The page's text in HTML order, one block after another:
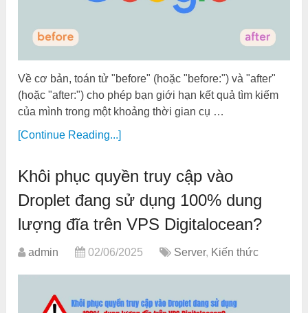
Về cơ bản, toán tử "before" (hoặc "before:") và "after"
(hoặc "after:") cho phép bạn giới hạn kết quả tìm kiếm
của mình trong một khoảng thời gian cụ …
[Continue Reading...]
Khôi phục quyền truy cập vào
Droplet đang sử dụng 100% dung
lượng đĩa trên VPS Digitalocean?
admin 02/06/2025 Server, Kiến thức